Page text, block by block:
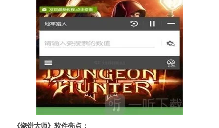
《烧饼大师》软件亮点：